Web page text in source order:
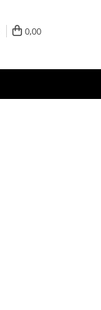
0,00